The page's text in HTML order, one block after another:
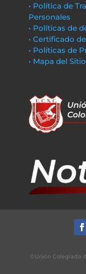
• Política de
Personales
• Políticas de
• Certificado
• Políticas de
• Mapa del Sitio
©Unión Colegiada